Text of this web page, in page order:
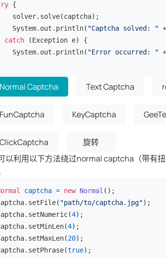
{
solver.solve(captcha);
System.out.println(
"Captcha solved: "
catch (Exception e) {
System.out.println(
"Error occurred: "
Captcha Text Captcha
KeyCaptcha
旋转
以利用以下方法绕过normal captcha（带有
captcha = new Normal ();
"path/to/captcha.jpg");
4);
4);
20);
true);